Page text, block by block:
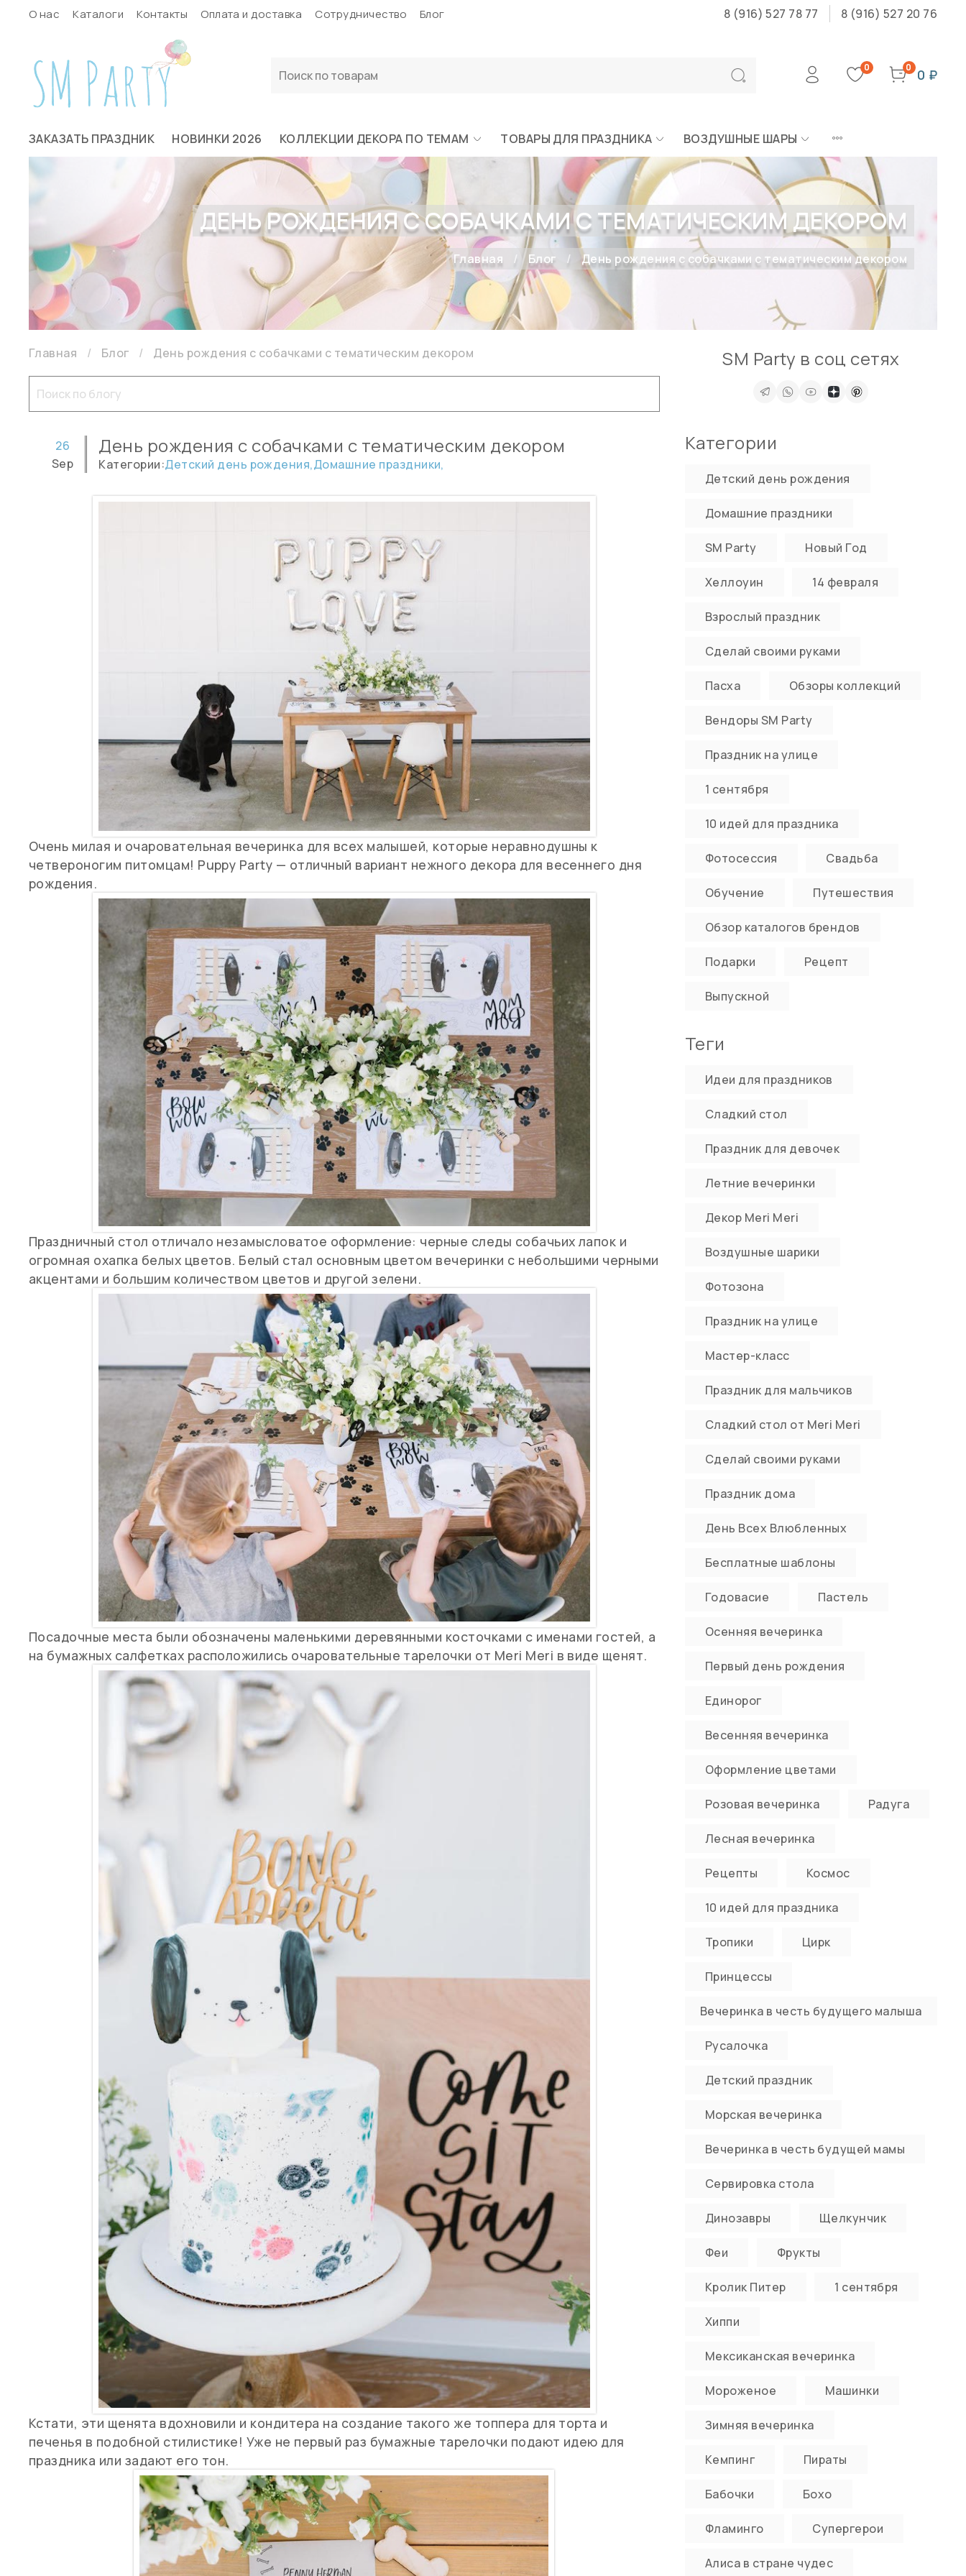
О нас Каталоги Контакты Оплата и доставка Сотрудничество Блог 8 (916) 527 78 77 8 (916) 527 20 76
0 0 0 ₽
ЗАКАЗАТЬ ПРАЗДНИК НОВИНКИ 2026 КОЛЛЕКЦИИ ДЕКОРА ПО ТЕМАМ ТОВАРЫ ДЛЯ ПРАЗДНИКА ВОЗДУШНЫЕ ШАРЫ
ДЕНЬ РОЖДЕНИЯ С СОБАЧКАМИ С ТЕМАТИЧЕСКИМ ДЕКОРОМ
Главная Блог День рождения с собачками с тематическим декором
Главная Блог День рождения с собачками с тематическим декором
День рождения с собачками с тематическим декором
26
Sep
Категории:Детский день рождения,Домашние праздники,
Очень милая и очаровательная вечеринка для всех малышей, которые неравнодушны к
четвероногим питомцам! Puppy Party — отличный вариант нежного декора для весеннего дня
рождения.
Праздничный стол отличало незамысловатое оформление: черные следы собачьих лапок и
огромная охапка белых цветов. Белый стал основным цветом вечеринки с небольшими черными
акцентами и большим количеством цветов и другой зелени.
Посадочные места были обозначены маленькими деревянными косточками с именами гостей, а
на бумажных салфетках расположились очаровательные тарелочки от Meri Meri в виде щенят.
Кстати, эти щенята вдохновили и кондитера на создание такого же топпера для торта и
печенья в подобной стилистике! Уже не первый раз бумажные тарелочки подают идею для
праздника или задают его тон.
SM Party в соц сетях
Категории
Детский день рождения
Домашние праздники
SM Party Новый Год
Хеллоуин 14 февраля
Взрослый праздник
Сделай своими руками
Пасха Обзоры коллекций
Вендоры SM Party
Праздник на улице
1 сентября
10 идей для праздника
Фотосессия Свадьба
Обучение Путешествия
Обзор каталогов брендов
Подарки Рецепт
Выпускной
Теги
Идеи для праздников
Сладкий стол
Праздник для девочек
Летние вечеринки
Декор Meri Meri
Воздушные шарики
Фотозона
Праздник на улице
Мастер-класс
Праздник для мальчиков
Сладкий стол от Meri Meri
Сделай своими руками
Праздник дома
День Всех Влюбленных
Бесплатные шаблоны
Годовасие Пастель
Осенняя вечеринка
Первый день рождения
Единорог
Весенняя вечеринка
Оформление цветами
Розовая вечеринка Радуга
Лесная вечеринка
Рецепты Космос
10 идей для праздника
Тропики Цирк
Принцессы
Вечеринка в честь будущего малыша
Русалочка
Детский праздник
Морская вечеринка
Вечеринка в честь будущей мамы
Сервировка стола
Динозавры Щелкунчик
Феи Фрукты
Кролик Питер 1 сентября
Хиппи
Мексиканская вечеринка
Мороженое Машинки
Зимняя вечеринка
Кемпинг Пираты
Бабочки Бохо
Фламинго Супергерои
Алиса в стране чудес